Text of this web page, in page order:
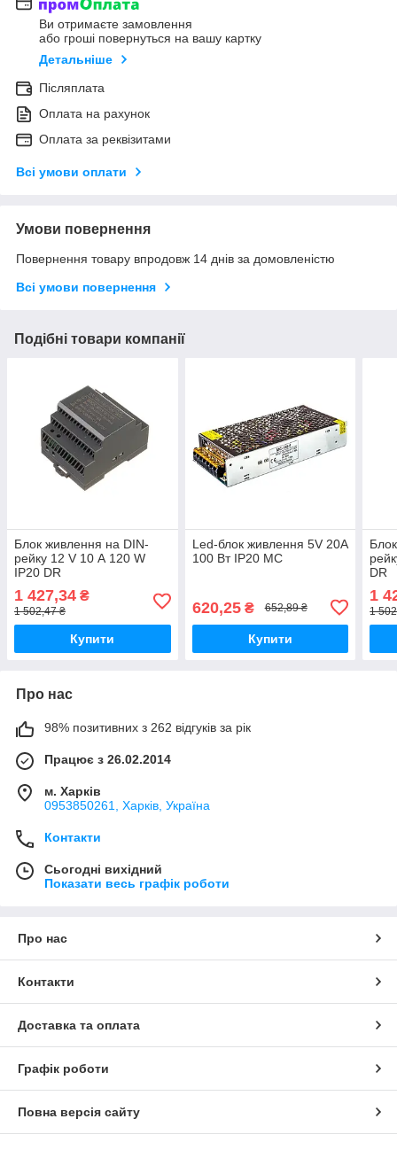
Ви отримаєте замовлення
або гроші повернуться на вашу картку
Детальніше
Післяплата
Оплата на рахунок
Оплата за реквізитами
Всі умови оплати
Умови повернення
Повернення товару впродовж 14 днів за домовленістю
Всі умови повернення
Подібні товари компанії
Блок живлення на DIN-
рейку 12 V 10 А 120 W
IP20 DR
1 427,34 ₴
1 502,47 ₴
Купити
Led-блок живлення 5V 20A
100 Вт IP20 MC
620,25₴ 652,89 ₴
Купити
DR
1
1
Про нас
98% позитивних з 262 відгуків за рік
Працює з 26.02.2014
м. Харків
0953850261, Харків, Україна
Контакти
Сьогодні вихідний
Показати весь графік роботи
Про нас
Контакти
Доставка та оплата
Графік роботи
Повна версія сайту